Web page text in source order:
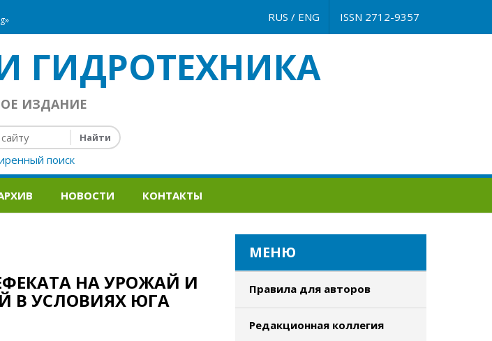
ISSN 2712-9357
RUS / ENG
ГИДРОТЕХНИКА
ИЗДАНИЕ
поиск
НОВОСТИ КОНТАКТЫ
НА УРОЖАЙ И
В УСЛОВИЯХ ЮГА
МЕНЮ
Правила для авторов
Редакционная коллегия